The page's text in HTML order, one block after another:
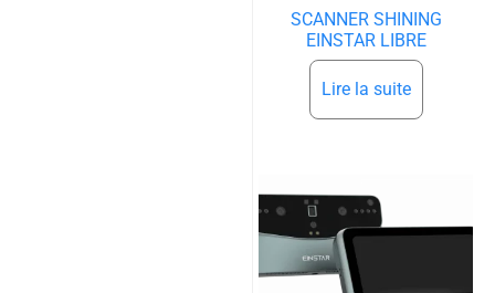
SCANNER SHINING
EINSTAR LIBRE
Lire la suite